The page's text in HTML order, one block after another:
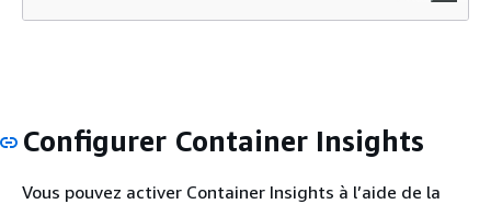
Configurer Container Insights
Vous pouvez activer Container Insights à l’aide de la